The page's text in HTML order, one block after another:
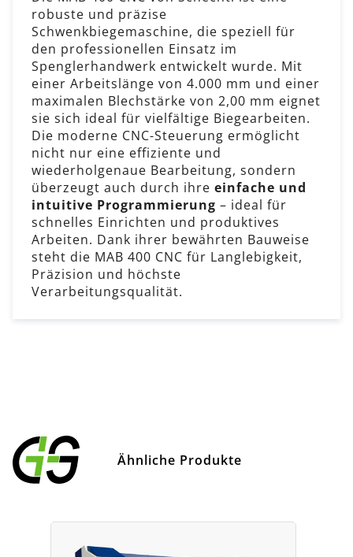
robuste und präzise
Schwenkbiegemaschine, die speziell für
den professionellen Einsatz im
Spenglerhandwerk entwickelt wurde. Mit
einer Arbeitslänge von 4.000 mm und einer
maximalen Blechstärke von 2,00 mm eignet
sie sich ideal für vielfältige Biegearbeiten.
Die moderne CNC-Steuerung ermöglicht
nicht nur eine effiziente und
wiederholgenaue Bearbeitung, sondern
überzeugt auch durch ihre einfache und
intuitive Programmierung – ideal für
schnelles Einrichten und produktives
Arbeiten. Dank ihrer bewährten Bauweise
steht die MAB 400 CNC für Langlebigkeit,
Präzision und höchste
Verarbeitungsqualität.
Ähnliche Produkte